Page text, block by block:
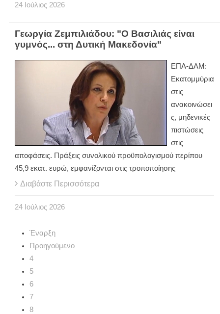
24 Ιούλιος 2026
Γεωργία Ζεμπιλιάδου: "Ο Βασιλιάς είναι
γυμνός... στη Δυτική Μακεδονία"
ΕΠΑ-ΔΑΜ:
Εκατομμύρια
στις
ανακοινώσει
ς, μηδενικές
πιστώσεις
στις
αποφάσεις. Πράξεις συνολικού προϋπολογισμού περίπου
45,9 εκατ. ευρώ, εμφανίζονται στις τροποποίησης
Διαβάστε Περισσότερα
24 Ιούλιος 2026
Έναρξη
Προηγούμενο
4
5
6
7
8